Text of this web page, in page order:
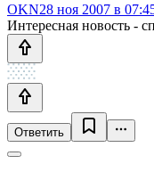
OKN28 ноя 2007 в
Интересная новость -
Ответить